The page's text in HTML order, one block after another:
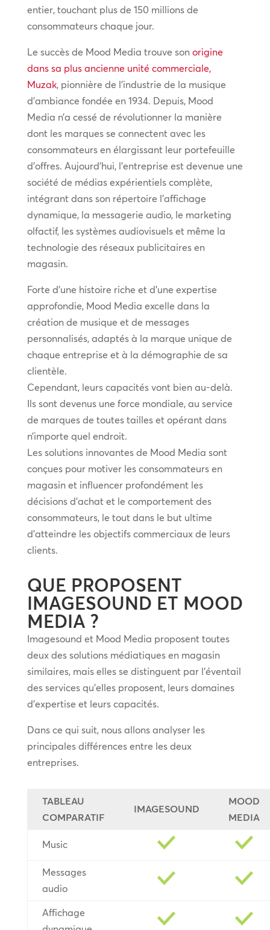
entier, touchant plus de 150 millions de
consommateurs chaque jour.
Le succès de Mood Media trouve son origine
dans sa plus ancienne unité commerciale,
Muzak, pionnière de l’industrie de la musique
d’ambiance fondée en 1934. Depuis, Mood
Media n’a cessé de révolutionner la manière
dont les marques se connectent avec les
consommateurs en élargissant leur portefeuille
d’offres. Aujourd’hui, l’entreprise est devenue une
société de médias expérientiels complète,
intégrant dans son répertoire l’affichage
dynamique, la messagerie audio, le marketing
olfactif, les systèmes audiovisuels et même la
technologie des réseaux publicitaires en
magasin.
Forte d’une histoire riche et d’une expertise
approfondie, Mood Media excelle dans la
création de musique et de messages
personnalisés, adaptés à la marque unique de
chaque entreprise et à la démographie de sa
clientèle.
Cependant, leurs capacités vont bien au-delà.
Ils sont devenus une force mondiale, au service
de marques de toutes tailles et opérant dans
n’importe quel endroit.
Les solutions innovantes de Mood Media sont
conçues pour motiver les consommateurs en
magasin et influencer profondément les
décisions d’achat et le comportement des
consommateurs, le tout dans le but ultime
d’atteindre les objectifs commerciaux de leurs
clients.
QUE PROPOSENT
IMAGESOUND ET MOOD
MEDIA ?
Imagesound et Mood Media proposent toutes
deux des solutions médiatiques en magasin
similaires, mais elles se distinguent par l’éventail
des services qu’elles proposent, leurs domaines
d’expertise et leurs capacités.
Dans ce qui suit, nous allons analyser les
principales différences entre les deux
entreprises.
TABLEAU
COMPARATIF
IMAGESOUND
MOOD
MEDIA
Music
Messages
audio
Affichage